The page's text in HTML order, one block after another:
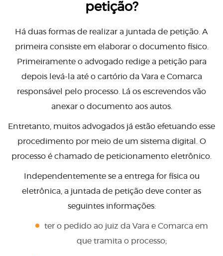
petição?
Há duas formas de realizar a juntada de petição. A
primeira consiste em elaborar o documento físico.
Primeiramente o advogado redige a petição para
depois levá-la até o cartório da Vara e Comarca
responsável pelo processo. Lá os escrevendos vão
anexar o documento aos autos.
Entretanto, muitos advogados já estão efetuando esse
procedimento por meio de um sistema digital. O
processo é chamado de peticionamento eletrônico.
Independentemente se a entrega for física ou
eletrônica, a juntada de petição deve conter as
seguintes informações:
ter o pedido ao juiz da Vara e Comarca em
que tramita o processo;